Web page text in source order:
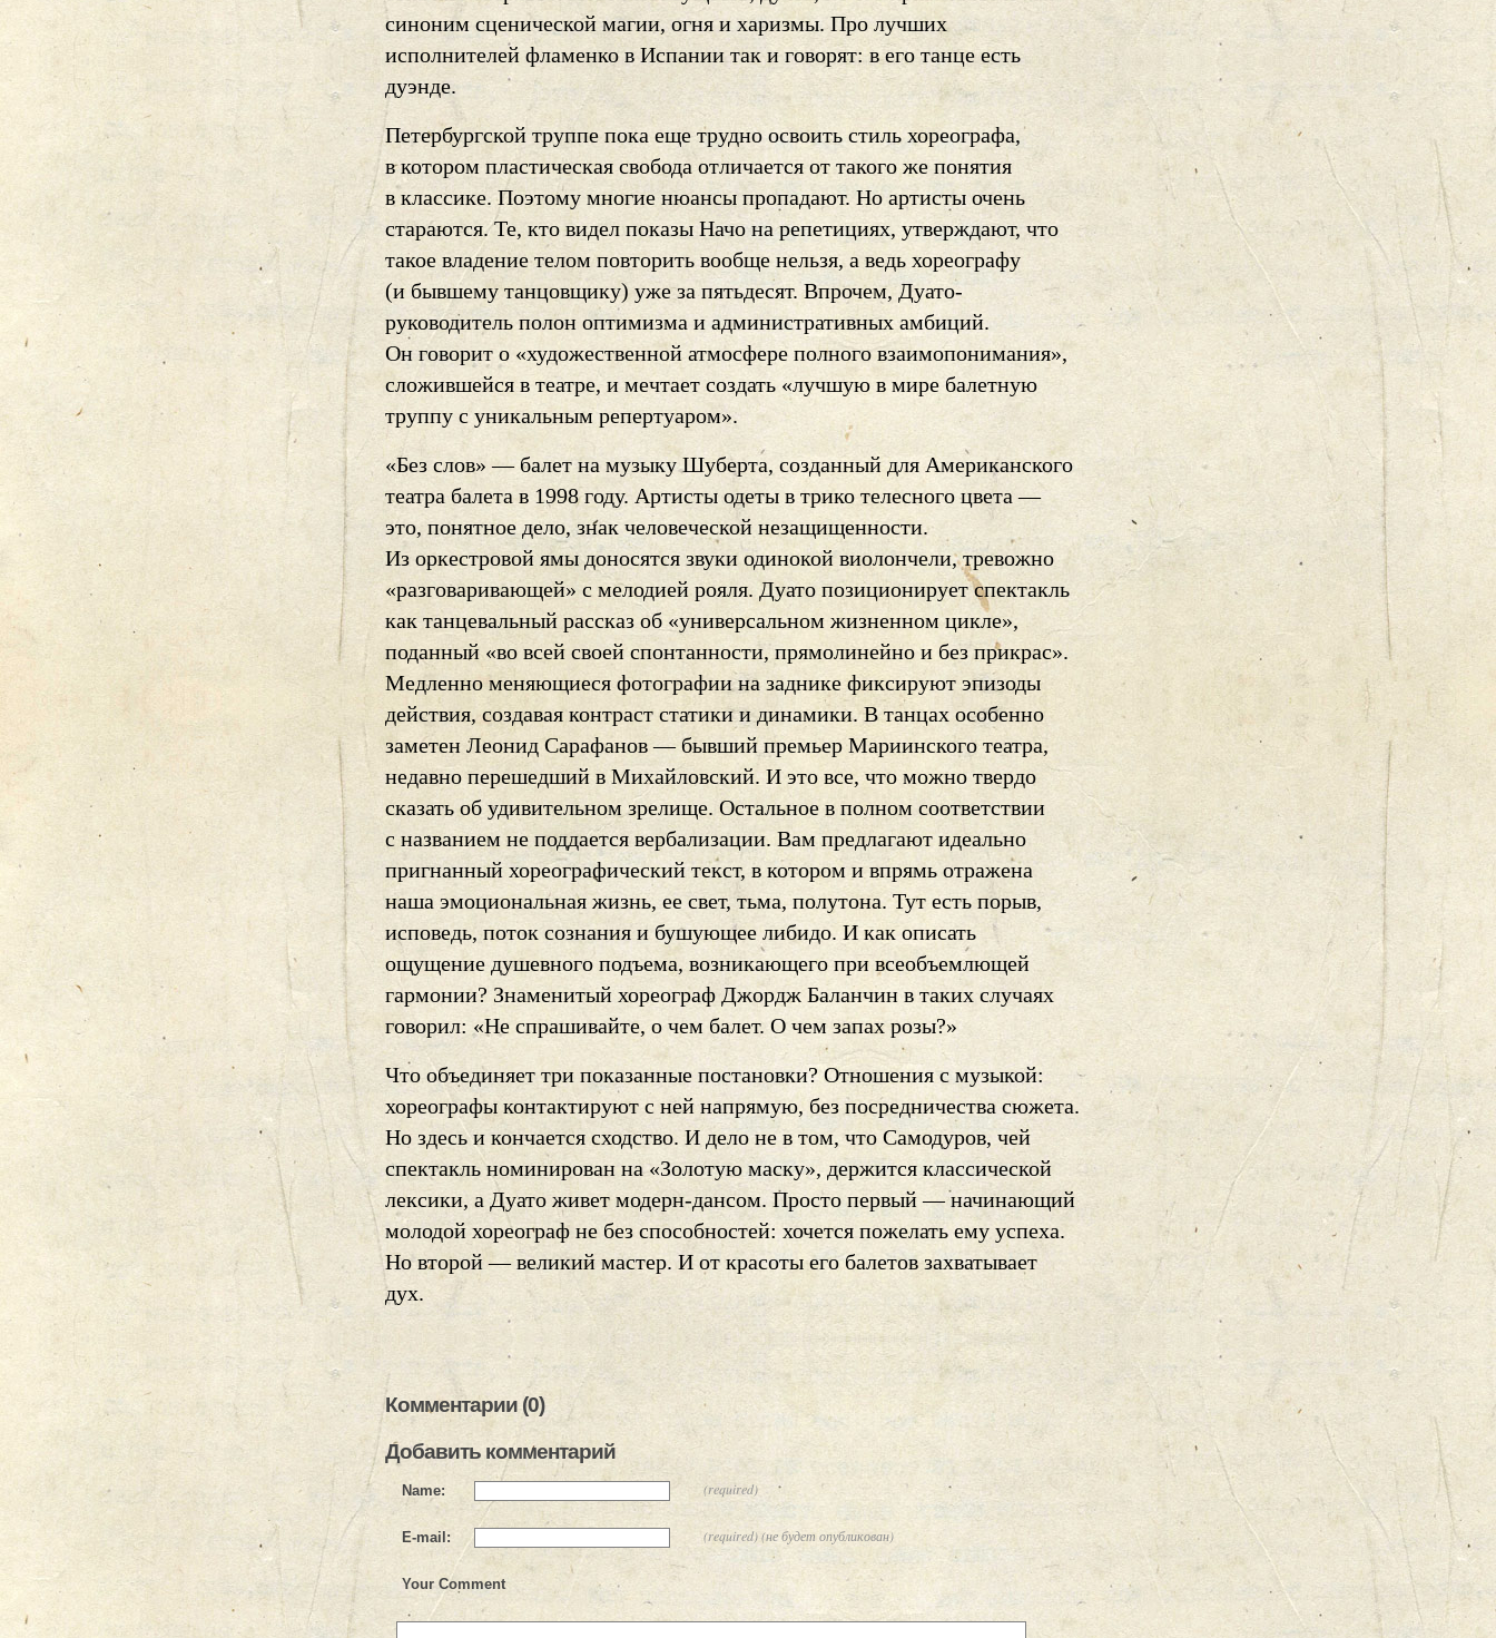
синоним сценической магии, огня и харизмы. Про лучших
исполнителей фламенко в Испании так и говорят: в его танце есть
дуэнде.
Петербургской труппе пока еще трудно освоить стиль хореографа,
в котором пластическая свобода отличается от такого же понятия
в классике. Поэтому многие нюансы пропадают. Но артисты очень
стараются. Те, кто видел показы Начо на репетициях, утверждают, что
такое владение телом повторить вообще нельзя, а ведь хореографу
(и бывшему танцовщику) уже за пятьдесят. Впрочем, Дуато-
руководитель полон оптимизма и административных амбиций.
Он говорит о «художественной атмосфере полного взаимопонимания»,
сложившейся в театре, и мечтает создать «лучшую в мире балетную
труппу с уникальным репертуаром».
«Без слов» — балет на музыку Шуберта, созданный для Американского
театра балета в 1998 году. Артисты одеты в трико телесного цвета —
это, понятное дело, знак человеческой незащищенности.
Из оркестровой ямы доносятся звуки одинокой виолончели, тревожно
«разговаривающей» с мелодией рояля. Дуато позиционирует спектакль
как танцевальный рассказ об «универсальном жизненном цикле»,
поданный «во всей своей спонтанности, прямолинейно и без прикрас».
Медленно меняющиеся фотографии на заднике фиксируют эпизоды
действия, создавая контраст статики и динамики. В танцах особенно
заметен Леонид Сарафанов — бывший премьер Мариинского театра,
недавно перешедший в Михайловский. И это все, что можно твердо
сказать об удивительном зрелище. Остальное в полном соответствии
с названием не поддается вербализации. Вам предлагают идеально
пригнанный хореографический текст, в котором и впрямь отражена
наша эмоциональная жизнь, ее свет, тьма, полутона. Тут есть порыв,
исповедь, поток сознания и бушующее либидо. И как описать
ощущение душевного подъема, возникающего при всеобъемлющей
гармонии? Знаменитый хореограф Джордж Баланчин в таких случаях
говорил: «Не спрашивайте, о чем балет. О чем запах розы?»
Что объединяет три показанные постановки? Отношения с музыкой:
хореографы контактируют с ней напрямую, без посредничества сюжета.
Но здесь и кончается сходство. И дело не в том, что Самодуров, чей
спектакль номинирован на «Золотую маску», держится классической
лексики, а Дуато живет модерн-дансом. Просто первый — начинающий
молодой хореограф не без способностей: хочется пожелать ему успеха.
Но второй — великий мастер. И от красоты его балетов захватывает
дух.
Комментарии (0)
Добавить комментарий
Name: (required)
E-mail: (required) (не будет опубликован)
Your Comment